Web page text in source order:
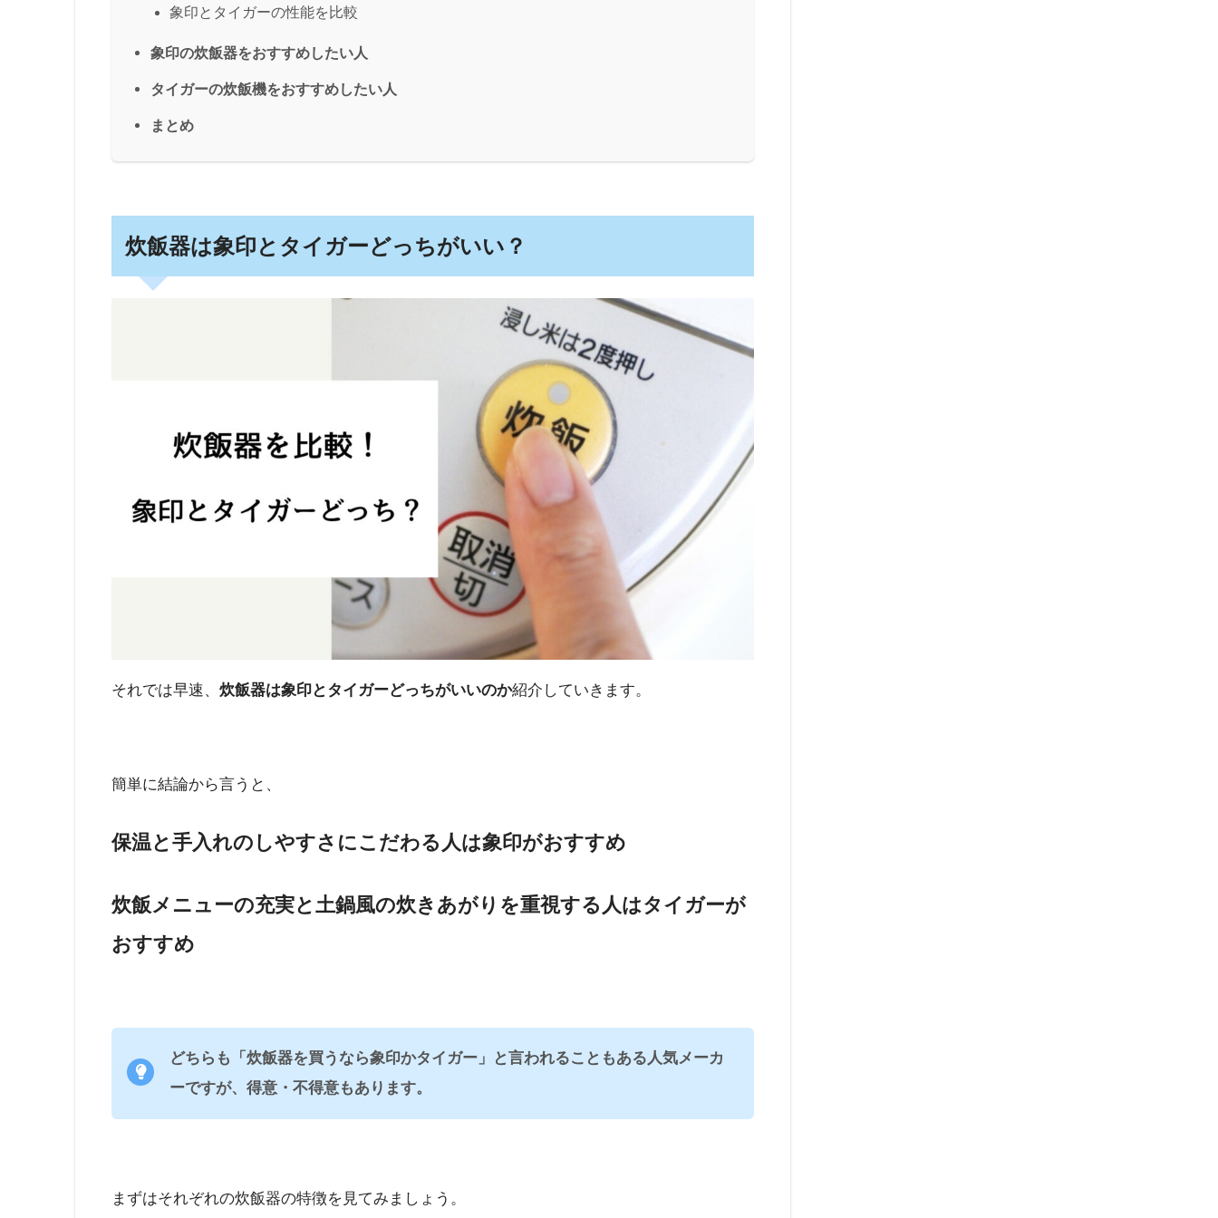
象印とタイガーの性能を比較
象印の炊飯器をおすすめしたい人
タイガーの炊飯機をおすすめしたい人
まとめ
炊飯器は象印とタイガーどっちがいい？
それでは早速、 炊飯器は象印とタイガーどっちがいいのか紹介していきます。
簡単に結論から言うと、
保温と手入れのしやすさにこだわる人は象印がおすすめ
炊飯メニューの充実と土鍋風の炊きあがりを重視する人はタイガーが
おすすめ
どちらも「炊飯器を買うなら象印かタイガー」と言われることもある人気メーカ
ーですが、得意・不得意もあります。
まずはそれぞれの炊飯器の特徴を見てみましょう。